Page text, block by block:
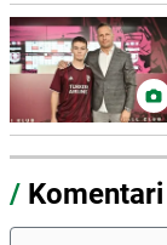
/ Komentari